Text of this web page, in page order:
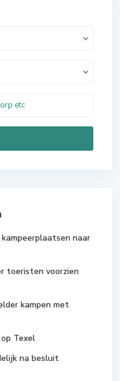
naar
toeristen voorzien
kampen met
Texel
na besluit